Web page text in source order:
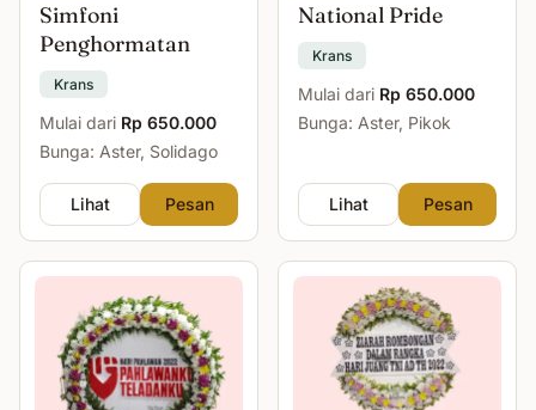
Simfoni
Penghormatan
Krans
Mulai dari Rp 650.000
Bunga: Aster, Solidago
Lihat Pesan
National Pride
Krans
Mulai dari Rp 650.000
Bunga: Aster, Pikok
Lihat Pesan